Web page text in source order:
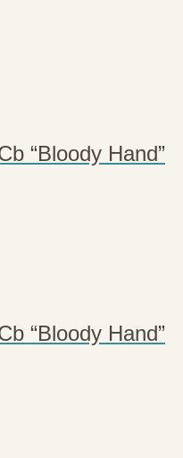
“Bloody Hand”
“Bloody Hand”